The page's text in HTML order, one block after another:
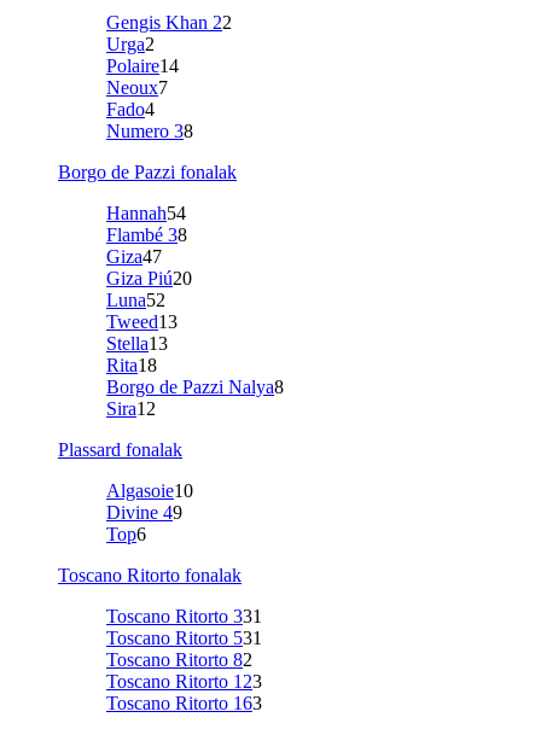
Gengis Khan 22
Urga2
Polaire14
Neoux7
Fado4
Numero 38
Borgo de Pazzi fonalak
Hannah54
Flambé 38
Giza47
Giza Piú20
Luna52
Tweed13
Stella13
Rita18
Borgo de Pazzi Nalya8
Sira12
Plassard fonalak
Algasoie10
Divine 49
Top6
Toscano Ritorto fonalak
Toscano Ritorto 331
Toscano Ritorto 531
Toscano Ritorto 82
Toscano Ritorto 123
Toscano Ritorto 163